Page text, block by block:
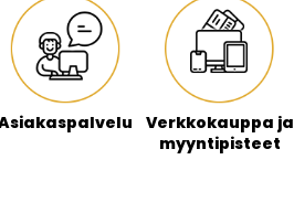
Verkkokauppa ja
myyntipisteet